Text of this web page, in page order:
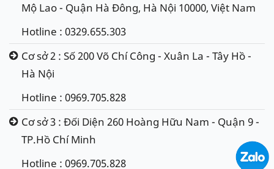
Mộ Lao - Quận Hà Đông, Hà Nội 10000, Việt Nam
Hotline : 0329.655.303
Cơ sở 2 : Số 200 Võ Chí Công - Xuân La - Tây Hồ -
Hà Nội
Hotline : 0969.705.828
Cơ sở 3 : Đối Diện 260 Hoàng Hữu Nam - Quận 9 -
TP.Hồ Chí Minh
Hotline : 0969.705.828